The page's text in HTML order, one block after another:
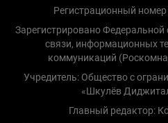
Регистрационный
Зарегистрировано
связи, информационных
коммуникаций
Учредитель: Общество с
«Шкулёв
Главный редактор: